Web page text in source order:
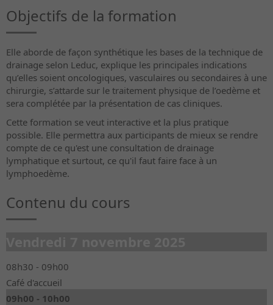
Objectifs de la formation
Elle aborde de façon synthétique les bases de la technique de
drainage selon Leduc, explique les principales indications
qu’elles soient oncologiques, vasculaires ou secondaires à une
chirurgie, s’attarde sur le traitement physique de l’oedème et
sera complétée par la présentation de cas cliniques.
Cette formation se veut interactive et la plus pratique
possible. Elle permettra aux participants de mieux se rendre
compte de ce qu'est une consultation de drainage
lymphatique et surtout, ce qu'il faut faire face à un
lymphoedème.
Contenu du cours
08h30 - 09h00
Café d'accueil
09h00 - 10h00